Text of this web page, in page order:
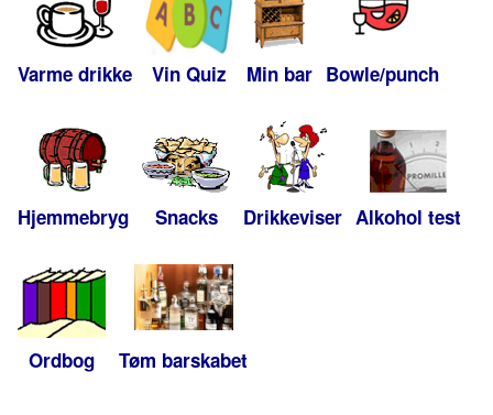
Varme drikke Vin Quiz Min bar Bowle/punch
Hjemmebryg Snacks Drikkeviser Alkohol test
Ordbog Tøm barskabet